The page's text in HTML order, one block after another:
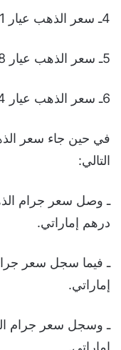
4ـ سعر الذهب عيار 21 عند 176.81 ريال.
5ـ سعر الذهب عيار 18 إلى 151.55 ريال.
6ـ سعر الذهب عيار 14 نحو 118.29 ريال.
في حين جاء سعر
التالي:
درهم إماراتي.
إماراتي.
إماراتي.